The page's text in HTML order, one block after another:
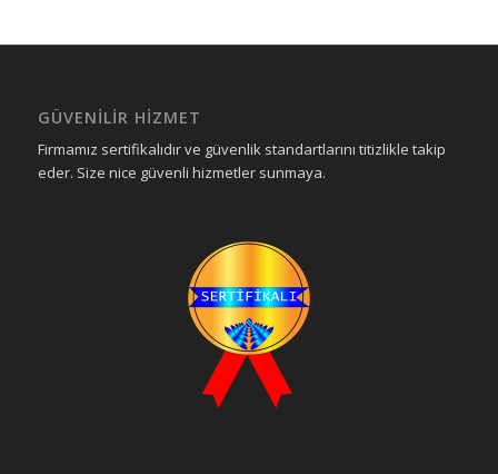
GÜVENILIR HIZMET
Firmamız sertifikalıdır ve güvenlik standartlarını titizlikle takip
eder. Size nice güvenli hizmetler sunmaya.